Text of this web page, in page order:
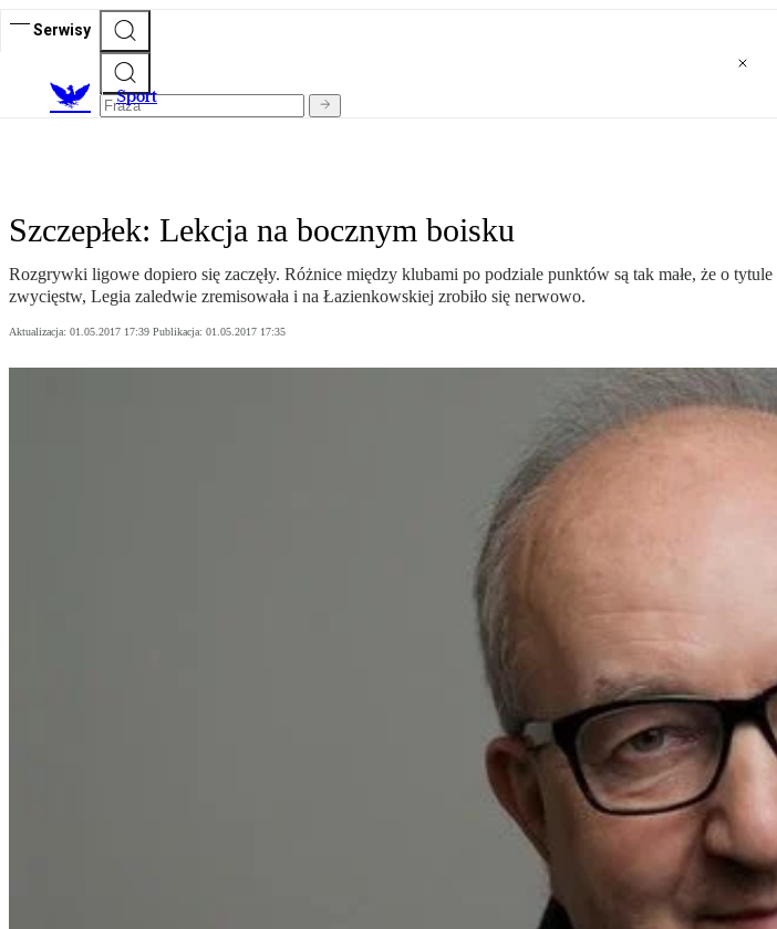
Serwisy
Sport
Szczepłek: Lekcja na bocznym boisku
Rozgrywki ligowe dopiero się zaczęły. Różnice między klubami po podziale punktów są tak małe, że o
zwycięstw, Legia zaledwie zremisowała i na Łazienkowskiej zrobiło się nerwowo.
Aktualizacja: 01.05.2017 17:39 Publikacja: 01.05.2017 17:35